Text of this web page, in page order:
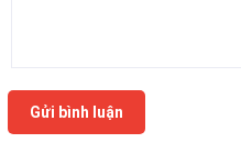
Gửi bình luận